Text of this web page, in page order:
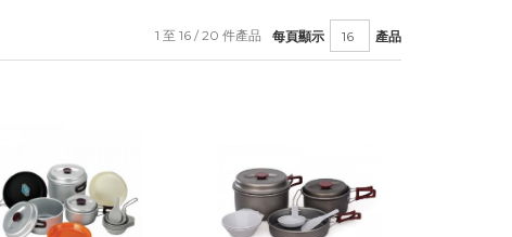
每頁顯示 產品
1 至 16 / 20 件產品